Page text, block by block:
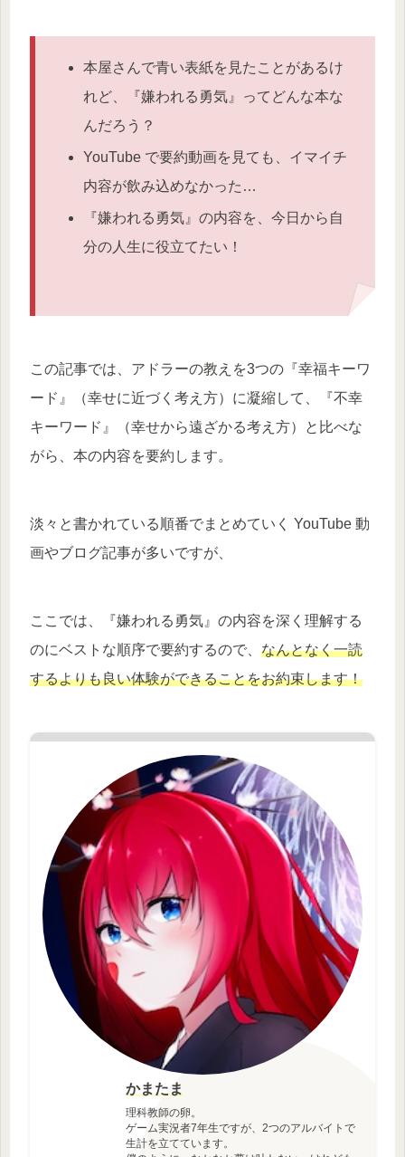
本屋さんで青い表紙を見たことがあるけ
れど、『嫌われる勇気』ってどんな本な
んだろう？
YouTube で要約動画を見ても、イマイチ
内容が飲み込めなかった…
『嫌われる勇気』の内容を、今日から自
分の人生に役立てたい！
この記事では、アドラーの教えを3つの『幸福キーワ
ード』（幸せに近づく考え方）に凝縮して、『不幸
キーワード』（幸せから遠ざかる考え方）と比べな
がら、本の内容を要約します。
淡々と書かれている順番でまとめていく YouTube 動
画やブログ記事が多いですが、
ここでは、『嫌われる勇気』の内容を深く理解する
のにベストな順序で要約するので、 なんとなく一読
するよりも良い体験ができることをお約束します！
かまたま
理科教師の卵。
ゲーム実況者7年生ですが、2つのアルバイトで
生計を立てています。